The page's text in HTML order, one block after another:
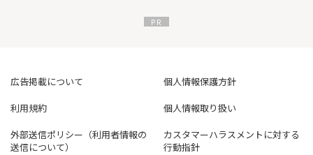
広告掲載について
個人情報保護方針
利用規約
個人情報取り扱い
外部送信ポリシー（利用者情報の
送信について）
カスタマーハラスメントに対する
行動指針